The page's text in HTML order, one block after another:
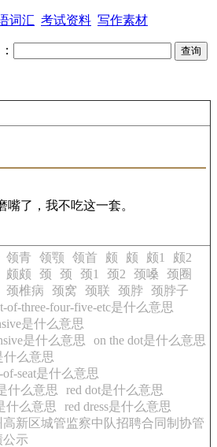
词汇 考试资料 写作素材
嘴了，我不吃这一套。
领青 领颚 领首 颇 颇 颇1
颇2
颇颇 颈 颈 颈1 颈2 颈嗓 颈圈
颈椎病 颈窝 颈联 颈脖
颈脖子
of-three-four-five-etc是什么意思
是什么意思
是什么意思
on the dot是什么意思
什么意思
of-seat是什么意思
什么意思
red dot是什么意思
什么意思
red dress是什么意思
高新区城管监察中队招聘合同制协管
公示